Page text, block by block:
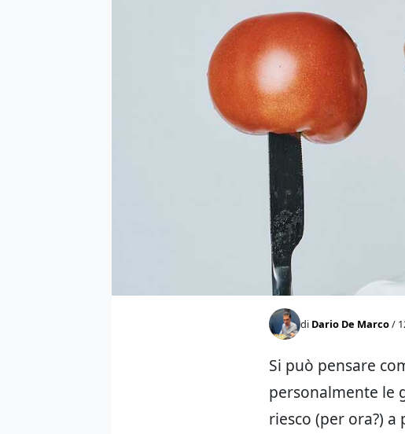
di Dario De Marco/
Si può pensare
personalmente le
riesco (per ora?)